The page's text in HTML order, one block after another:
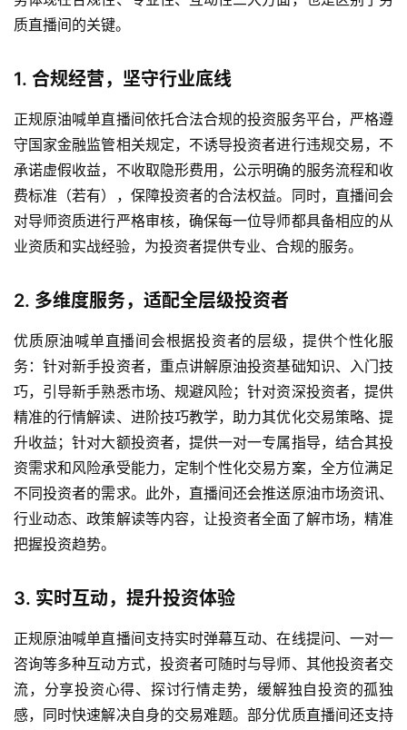
室
油
货
行
情
原
油
室
国
期
货
国
际
期
货
投
资
入
门
质直播间的关键。
1. 合规经营，坚守行业底线
正规原油喊单直播间依托合法合规的投资服务平台，严格遵
守国家金融监管相关规定，不诱导投资者进行违规交易，不
承诺虚假收益，不收取隐形费用，公示明确的服务流程和收
费标准（若有），保障投资者的合法权益。同时，直播间会
对导师资质进行严格审核，确保每一位导师都具备相应的从
业资质和实战经验，为投资者提供专业、合规的服务。
2. 多维度服务，适配全层级投资者
优质原油喊单直播间会根据投资者的层级，提供个性化服
务：针对新手投资者，重点讲解原油投资基础知识、入门技
巧，引导新手熟悉市场、规避风险；针对资深投资者，提供
精准的行情解读、进阶技巧教学，助力其优化交易策略、提
升收益；针对大额投资者，提供一对一专属指导，结合其投
资需求和风险承受能力，定制个性化交易方案，全方位满足
不同投资者的需求。此外，直播间还会推送原油市场资讯、
行业动态、政策解读等内容，让投资者全面了解市场，精准
把握投资趋势。
3. 实时互动，提升投资体验
正规原油喊单直播间支持实时弹幕互动、在线提问、一对一
咨询等多种互动方式，投资者可随时与导师、其他投资者交
流，分享投资心得、探讨行情走势，缓解独自投资的孤独
感，同时快速解决自身的交易难题。部分优质直播间还支持